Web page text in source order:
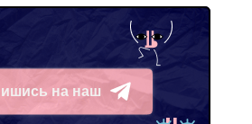
на наш